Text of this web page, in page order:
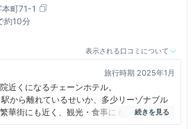
町71-1
約10分
表示される口コミについて
旅行時期 2025年1月
近くになるチェーンホテル。
から離れているせいか、多少リーゾナブル
華街にも近く、観光・食事にも便利です。
、ここからの岩木山がきれいです。夜ならば